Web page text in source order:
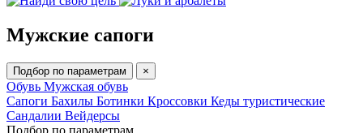
Мужские сапоги
Подбор по параметрам ×
Обувь Мужская обувь
Сапоги Бахилы Ботинки Кроссовки Кеды туристические
Сандалии Вейдерсы
Подбор по параметрам